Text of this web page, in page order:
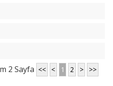
2 Sayfa << < 1 2 > >>